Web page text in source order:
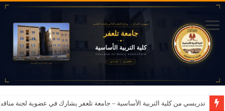
تدريسي من كلية التربية الأساسية – جامعة تلعفر يشارك في عضوية لجنة